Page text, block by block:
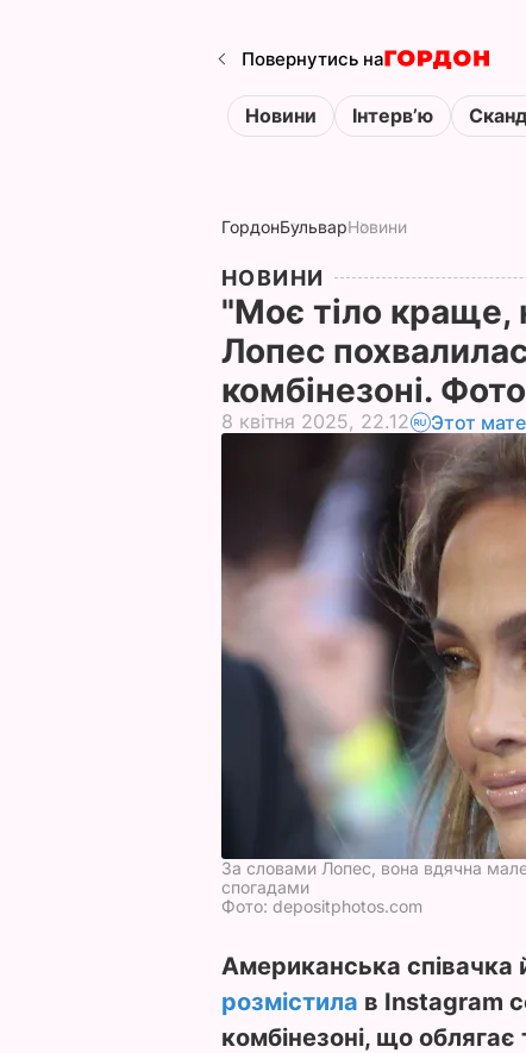
Повернутись на
Новини Інтервʼю
ГордонБульварНовини
НОВИНИ
"Моє тіло краще,
Лопес
комбінезоні. Фото
8 квітня 2025, 22.12 Этот
За словами Лопес, вона вдячна
спогадами
Фото: depositphotos.com
Американська співачка
розмістила в Instagram
комбінезоні, що облягає